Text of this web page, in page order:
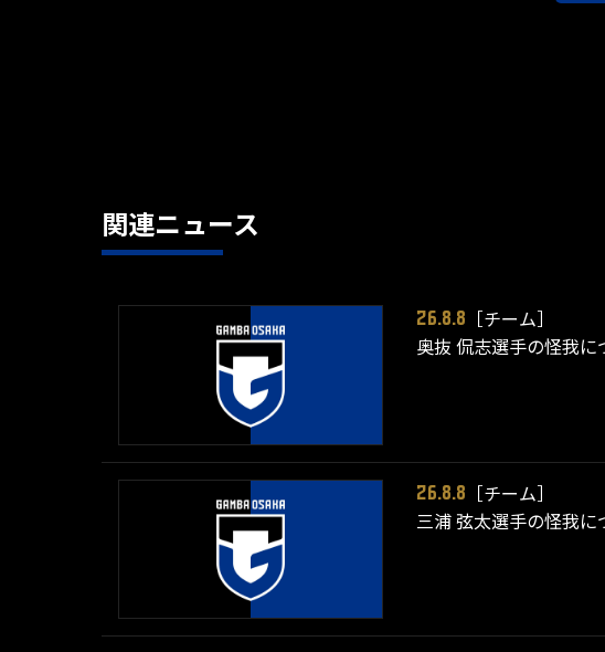
関連ニュース
26.8.8
［チーム］
奥抜 侃志選手の怪我に
26.8.8
［チーム］
三浦 弦太選手の怪我に